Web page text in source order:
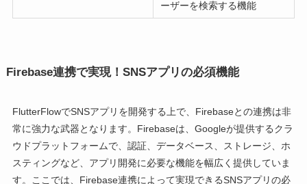
ーザーを検索する機能
Firebase連携で実現！SNSアプリの必須機能
FlutterFlowでSNSアプリを開発する上で、Firebaseとの連携は非
常に強力な武器となります。Firebaseは、Googleが提供するクラ
ウドプラットフォームで、認証、データベース、ストレージ、ホ
スティングなど、アプリ開発に必要な機能を幅広く提供していま
す。ここでは、Firebase連携によって実現できるSNSアプリの必